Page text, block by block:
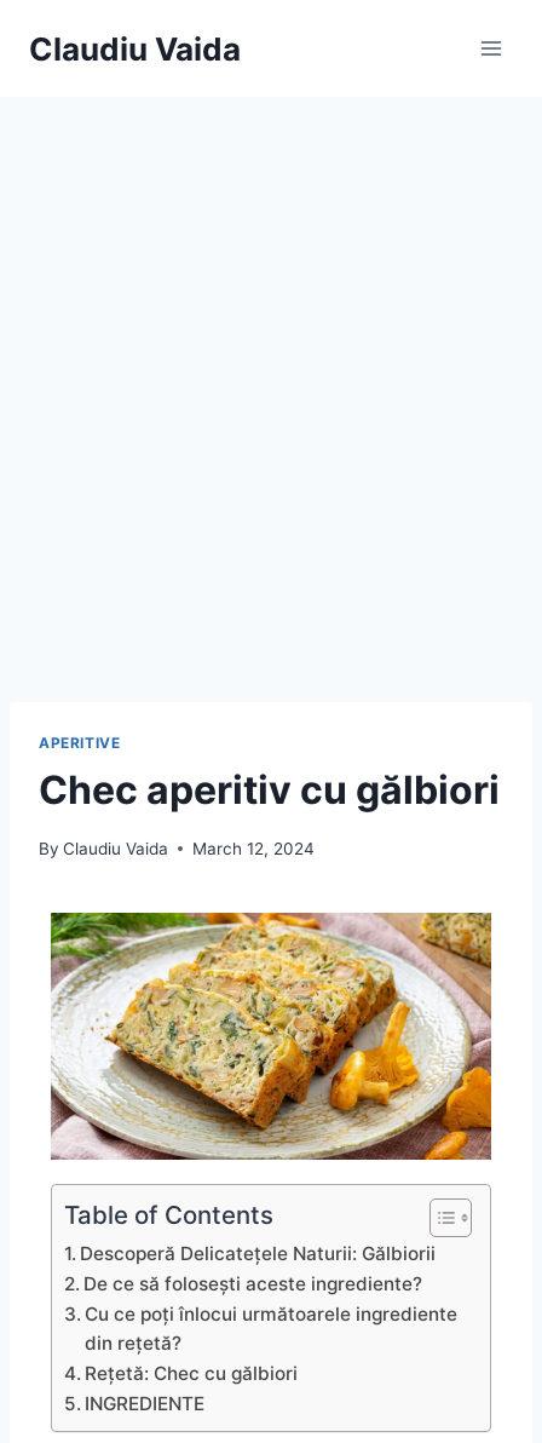
Claudiu Vaida
APERITIVE
Chec aperitiv cu gălbiori
By Claudiu Vaida March 12, 2024
Table of Contents
Descoperă Delicatețele Naturii: Gălbiorii
De ce să folosești aceste ingrediente?
Cu ce poți înlocui următoarele ingrediente
din rețetă?
Rețetă: Chec cu gălbiori
INGREDIENTE